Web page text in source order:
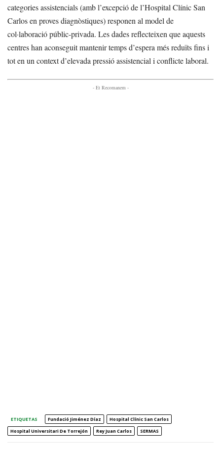
categories assistencials (amb l’excepció de l’Hospital Clínic San
Carlos en proves diagnòstiques) responen al model de
col·laboració públic-privada. Les dades reflecteixen que aquests
centres han aconseguit mantenir temps d’espera més reduïts fins i
tot en un context d’elevada pressió assistencial i conflicte laboral.
- Et Recomanem -
ETIQUETAS Fundació Jiménez Díaz
Hospital Clínic San Carlos
Hospital Universitari De Torrejón
Rey Juan Carlos SERMAS